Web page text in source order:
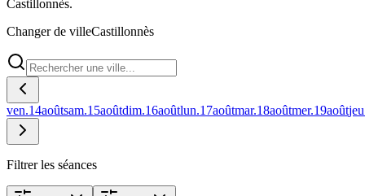
Castillonnès.
Changer de villeCastillonnès
ven.14aoûtsam.15aoûtdim.16aoûtlun.17aoûtmar.18aoûtmer.19août
Filtrer les séances